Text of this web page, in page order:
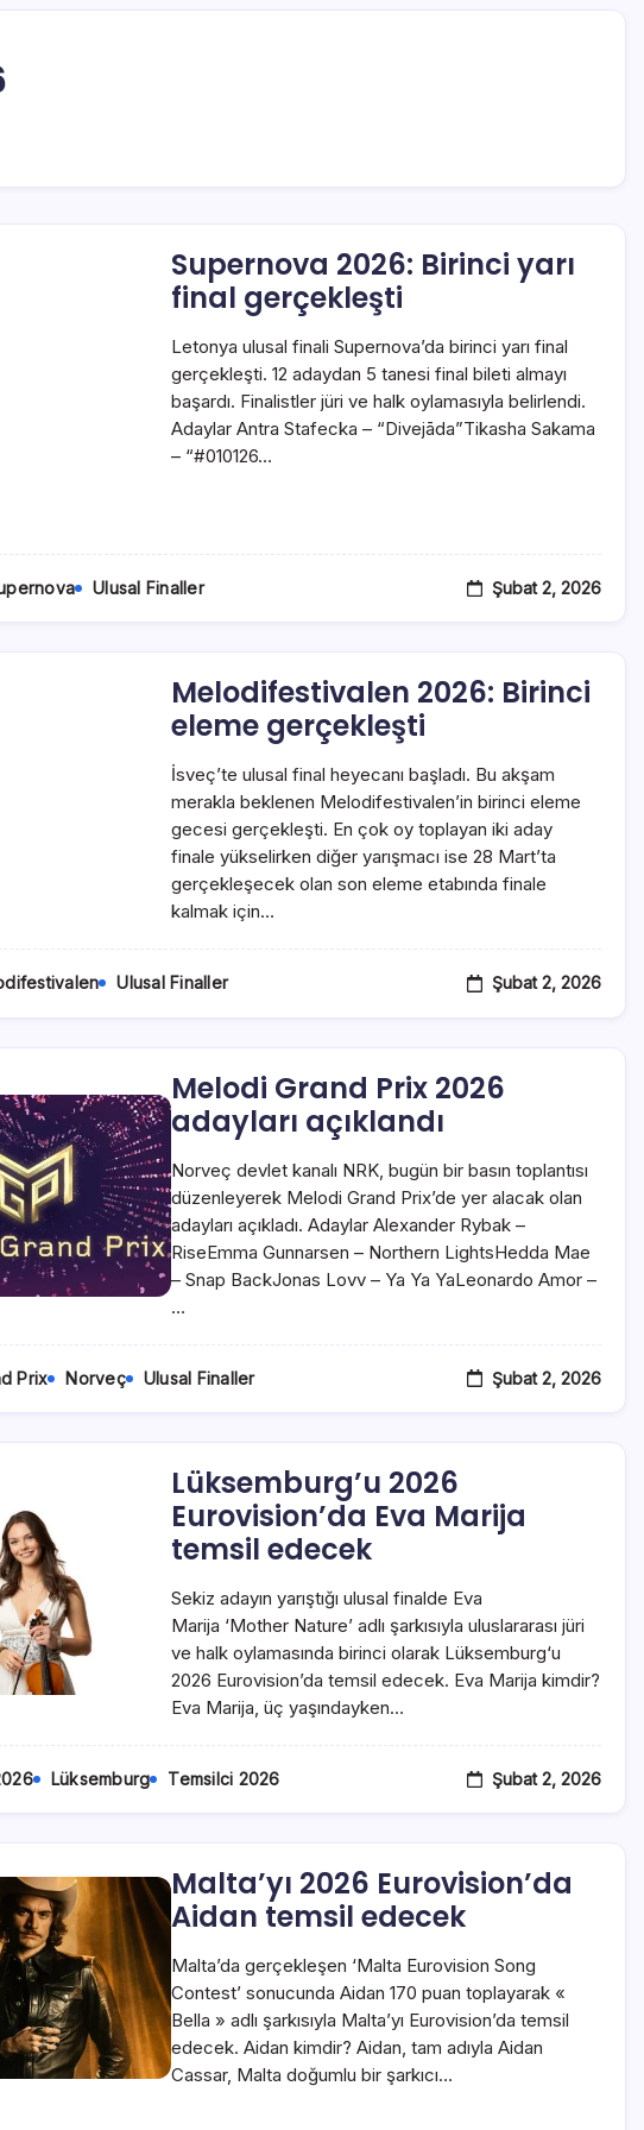
Supernova 2026: Birinci yarı
final gerçekleşti
Letonya ulusal finali Supernova’da birinci yarı final
gerçekleşti. 12 adaydan 5 tanesi final bileti almayı
başardı. Finalistler jüri ve halk oylamasıyla belirlendi.
Adaylar Antra Stafecka – “Divejāda”Tikasha Sakama
– “#010126…
Ulusal Finaller Şubat 2, 2026
Melodifestivalen 2026: Birinci
eleme gerçekleşti
İsveç’te ulusal final heyecanı başladı. Bu akşam
merakla beklenen Melodifestivalen’in birinci eleme
gecesi gerçekleşti. En çok oy toplayan iki aday
finale yükselirken diğer yarışmacı ise 28 Mart’ta
gerçekleşecek olan son eleme etabında finale
kalmak için…
Ulusal Finaller Şubat 2, 2026
Melodi Grand Prix 2026
adayları açıklandı
Norveç devlet kanalı NRK, bugün bir basın toplantısı
düzenleyerek Melodi Grand Prix’de yer alacak olan
adayları açıkladı. Adaylar Alexander Rybak –
RiseEmma Gunnarsen – Northern LightsHedda Mae
– Snap BackJonas Lovv – Ya Ya YaLeonardo Amor –
…
Prix Norveç Ulusal Finaller Şubat 2, 2026
Lüksemburg’u 2026
Eurovision’da Eva Marija
temsil edecek
Sekiz adayın yarıştığı ulusal finalde Eva
Marija ‘Mother Nature’ adlı şarkısıyla uluslararası jüri
ve halk oylamasında birinci olarak Lüksemburg‘u
2026 Eurovision’da temsil edecek. Eva Marija kimdir?
Eva Marija, üç yaşındayken…
Lüksemburg Temsilci 2026 Şubat 2, 2026
Malta’yı 2026 Eurovision’da
Aidan temsil edecek
Malta’da gerçekleşen ‘Malta Eurovision Song
Contest’ sonucunda Aidan 170 puan toplayarak «
Bella » adlı şarkısıyla Malta’yı Eurovision’da temsil
edecek. Aidan kimdir? Aidan, tam adıyla Aidan
Cassar, Malta doğumlu bir şarkıcı…